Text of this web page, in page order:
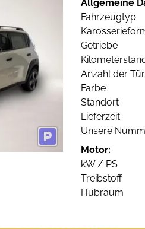
Allgemeine
Fahrzeugtyp
Getriebe
Anzahl der
Farbe
Standort
Lieferzeit
Unsere
Motor:
kW / PS
Treibstoff
Hubraum